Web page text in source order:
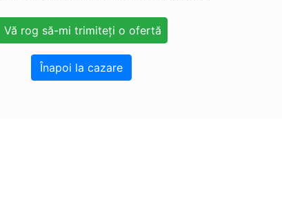
Înapoi la cazare